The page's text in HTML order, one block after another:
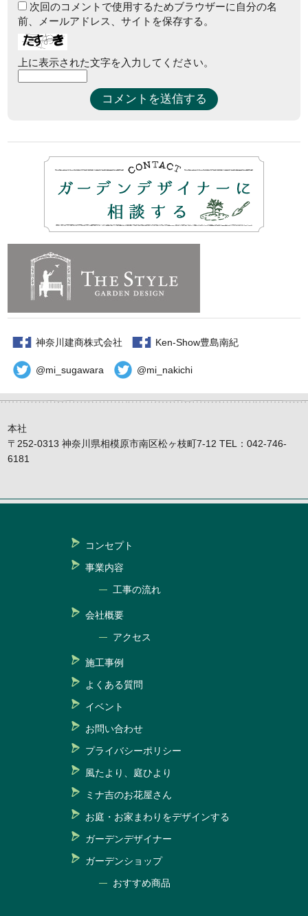
次回のコメントで使用するためブラウザーに自分の名
前、メールアドレス、サイトを保存する。
上に表示された文字を入力してください。
神奈川建商株式会社 Ken-Show豊島南紀
@mi_sugawara @mi_nakichi
本社
〒252-0313 神奈川県相模原市南区松ヶ枝町7-12 TEL：042-746-
6181
コンセプト
事業内容
工事の流れ
会社概要
アクセス
施工事例
よくある質問
イベント
お問い合わせ
プライバシーポリシー
風たより、庭ひより
ミナ吉のお花屋さん
お庭・お家まわりをデザインする
ガーデンデザイナー
ガーデンショップ
おすすめ商品